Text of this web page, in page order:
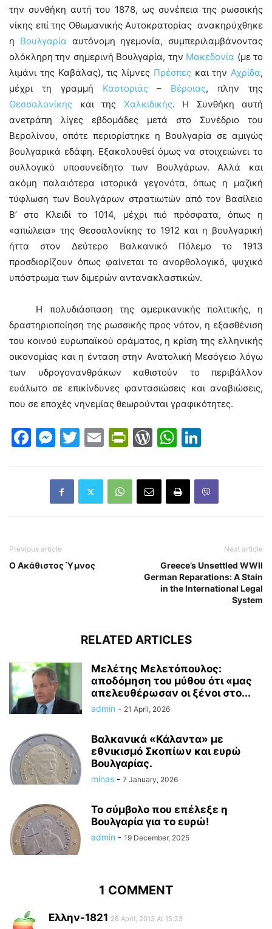
την συνθήκη αυτή του 1878, ως συνέπεια της ρωσσικής
νίκης επί της Οθωμανικής Αυτοκρατορίας ανακηρύχθηκε
η Βουλγαρία αυτόνομη ηγεμονία, συμπεριλαμβάνοντας
ολόκληρη την σημερινή Βουλγαρία, την Μακεδονία (με το
λιμάνι της Καβάλας), τις λίμνες Πρέσπεςκαι την Αχρίδα,
μέχρι τη γραμμή Καστοριάς– Βέροιας, πλην της
Θεσσαλονίκης και της Χαλκιδικής. Η Συνθήκη αυτή
ανετράπη λίγες εβδομάδες μετά στο Συνέδριο του
Βερολίνου, οπότε περιορίστηκε η Βουλγαρία σε αμιγώς
βουλγαρικά εδάφη. Εξακολουθεί όμως να στοιχειώνει το
συλλογικό υποσυνείδητο των Βουλγάρων. Αλλά και
ακόμη παλαιότερα ιστορικά γεγονότα, όπως η μαζική
τύφλωση των Βουλγάρων στρατιωτών από τον Βασίλειο
Β’ στο Κλειδί το 1014, μέχρι πιό πρόσφατα, όπως η
«απώλεια» της Θεσσαλονίκης το 1912 και η βουλγαρική
ήττα στον Δεύτερο Βαλκανικό Πόλεμο το 1913
προσδιορίζουν όπως φαίνεται το ανορθολογικό, ψυχικό
υπόστρωμα των διμερών αντανακλαστικών.
Η πολυδιάσπαση της αμερικανικής πολιτικής, η
δραστηριοποίηση της ρωσσικής προς νότον, η εξασθένιση
του κοινού ευρωπαϊκού οράματος, η κρίση της ελληνικής
οικονομίας και η ένταση στην Ανατολική Μεσόγειο λόγω
των υδρογονανθράκων καθιστούν το περιβάλλον
ευάλωτο σε επικίνδυνες φαντασιώσεις και αναβιώσεις,
που σε εποχές νηνεμίας θεωρούνται γραφικότητες.
Facebook
Messenger
Twitter
EmailPrintFriendly
WordPress
WhatsApp
Previous article
Ο Ακάθιστος Ύμνος
Next article
Greece’s Unsettled WWII
German Reparations: A Stain
in the International Legal
System
RELATED ARTICLES
Μελέτης Μελετόπουλος:
αποδόμηση του μύθου ότι «μας
απελευθέρωσαν οι ξένοι στο...
admin - 21 April, 2026
Βαλκανικά «Κάλαντα» με
εθνικισμό Σκοπίων και ευρώ
Βουλγαρίας.
minas - 7 January, 2026
Το σύμβολο που επέλεξε η
Βουλγαρία για το ευρώ!
admin - 19 December, 2025
1 COMMENT
Ελλην-1821 26 April, 2013 At 15:23